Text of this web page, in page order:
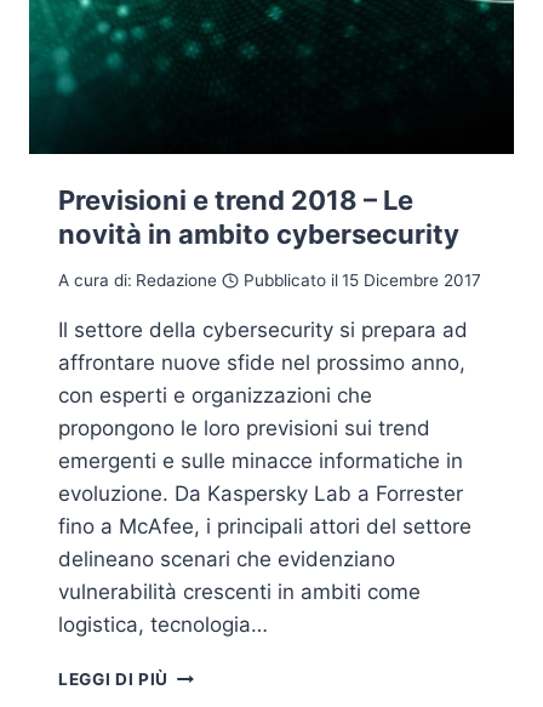
Previsioni e trend 2018 – Le
novità in ambito cybersecurity
A cura di: Redazione Pubblicato il15 Dicembre 2017
Il settore della cybersecurity si prepara ad
affrontare nuove sfide nel prossimo anno,
con esperti e organizzazioni che
propongono le loro previsioni sui trend
emergenti e sulle minacce informatiche in
evoluzione. Da Kaspersky Lab a Forrester
fino a McAfee, i principali attori del settore
delineano scenari che evidenziano
vulnerabilità crescenti in ambiti come
logistica, tecnologia…
LEGGI DI PIÙ PREVISIONI